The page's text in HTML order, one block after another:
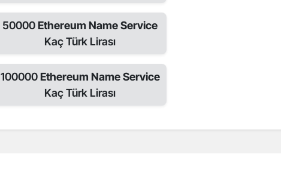
50000Ethereum Name Service
Kaç Türk Lirası
100000Ethereum Name Service
Kaç Türk Lirası